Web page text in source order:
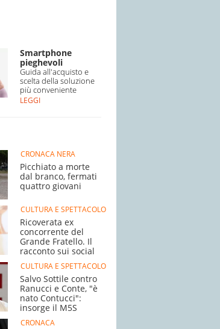
Smartphone
pieghevoli
Guida all'acquisto e
scelta della soluzione
più conveniente
LEGGI
CRONACA NERA
Picchiato a morte
dal branco, fermati
quattro giovani
CULTURA E SPETTACOLO
Ricoverata ex
concorrente del
Grande Fratello. Il
racconto sui social
CULTURA E SPETTACOLO
Salvo Sottile contro
Ranucci e Conte, "è
nato Contucci":
insorge il M5S
CRONACA